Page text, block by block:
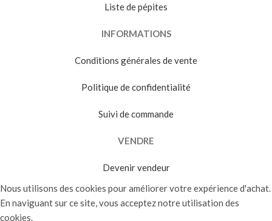
Liste de pépites
INFORMATIONS
Conditions générales de vente
Politique de confidentialité
Suivi de commande
VENDRE
Devenir vendeur
Nous utilisons des cookies pour améliorer votre expérience d'achat.
En naviguant sur ce site, vous acceptez notre utilisation des
cookies.